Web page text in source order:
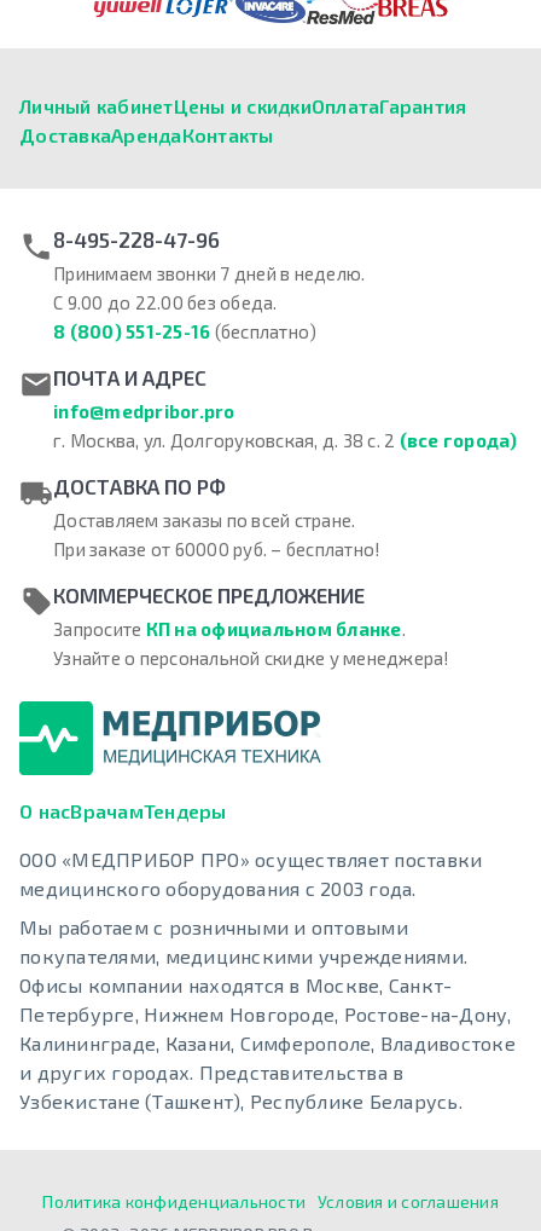
Личный кабинетЦены и скидкиОплатаГарантия
ДоставкаАрендаКонтакты
8-495-228-47-96
Принимаем звонки 7 дней в неделю.
С 9.00 до 22.00 без обеда.
8 (800) 551-25-16 (бесплатно)
ПОЧТА И АДРЕС
info@medpribor.pro
г. Москва, ул. Долгоруковская, д. 38 с. 2 (все города)
ДОСТАВКА ПО РФ
Доставляем заказы по всей стране.
При заказе от 60000 руб. – бесплатно!
КОММЕРЧЕСКОЕ ПРЕДЛОЖЕНИЕ
Запросите КП на официальном бланке.
Узнайте о персональной скидке у менеджера!
О насВрачамТендеры
ООО «МЕДПРИБОР ПРО» осуществляет поставки
медицинского оборудования с 2003 года.
Мы работаем с розничными и оптовыми
покупателями, медицинскими учреждениями.
Офисы компании находятся в Москве, Санкт-
Петербурге, Нижнем Новгороде, Ростове-на-Дону,
Калининграде, Казани, Симферополе, Владивостоке
и других городах. Представительства в
Узбекистане (Ташкент), Республике Беларусь.
Политика конфиденциальности
Условия и соглашения